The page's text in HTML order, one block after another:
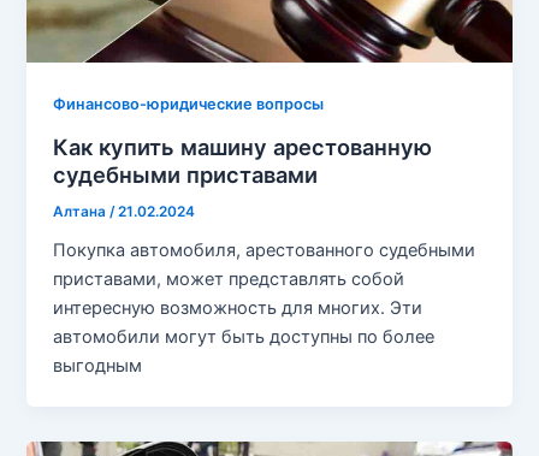
Финансово-юридические вопросы
Как купить машину арестованную
судебными приставами
Алтана /21.02.2024
Покупка автомобиля, арестованного судебными
приставами, может представлять собой
интересную возможность для многих. Эти
автомобили могут быть доступны по более
выгодным